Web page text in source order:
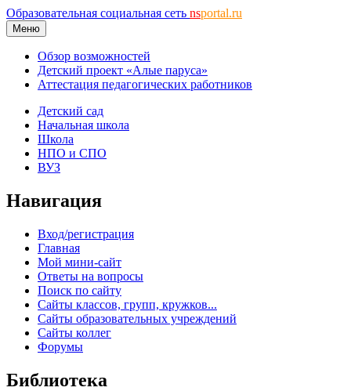
Образовательная социальная сеть nsportal.ru
Меню
Обзор возможностей
Детский проект «Алые паруса»
Аттестация педагогических работников
Детский сад
Начальная школа
Школа
НПО и СПО
ВУЗ
Навигация
Вход/регистрация
Главная
Мой мини-сайт
Ответы на вопросы
Поиск по сайту
Сайты классов, групп, кружков...
Сайты образовательных учреждений
Сайты коллег
Форумы
Библиотека